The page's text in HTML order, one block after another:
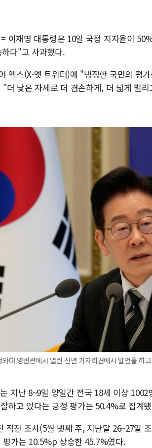
이재명 대통령은 10일 국정 지지율이
다"고 사과했다.
엑스(X·옛 트위터)에 "냉정한 국민의 평
더 낮은 자세로 더 겸손하게, 더 넓게 벌
대 영빈관에서 열린 신년 기자회견에서 발언을 하
지난 8~9일 양일간 전국 18세 이상
하고 있다는 긍정 평가는 50.4%로 집계
직전 조사(5월 넷째 주, 지난달 26~27일
평가는 10.5%p 상승한 45.7%였다.